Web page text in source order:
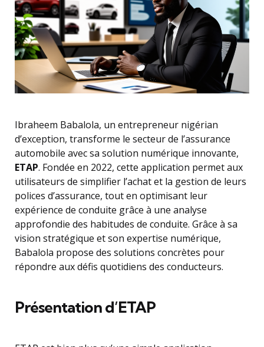
Ibraheem Babalola, un entrepreneur nigérian
d’exception, transforme le secteur de l’assurance
automobile avec sa solution numérique innovante,
ETAP. Fondée en 2022, cette application permet aux
utilisateurs de simplifier l’achat et la gestion de leurs
polices d’assurance, tout en optimisant leur
expérience de conduite grâce à une analyse
approfondie des habitudes de conduite. Grâce à sa
vision stratégique et son expertise numérique,
Babalola propose des solutions concrètes pour
répondre aux défis quotidiens des conducteurs.
Présentation d’ETAP